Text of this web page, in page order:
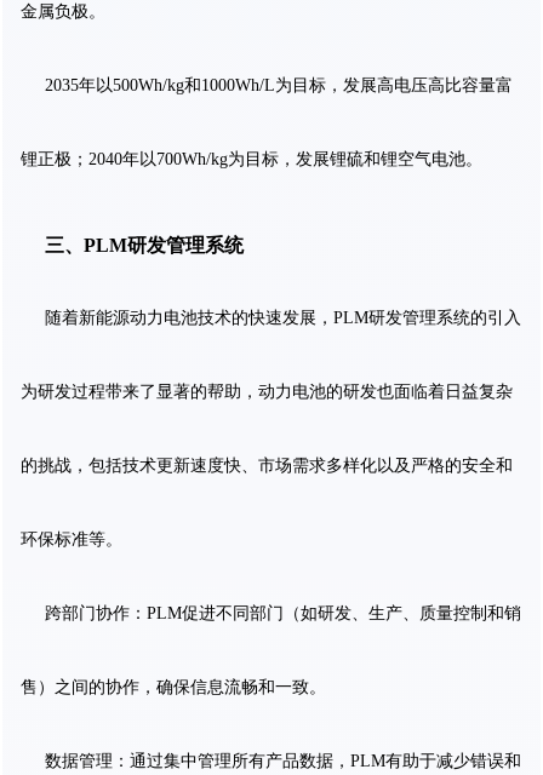
金属负极。
2035年以500Wh/kg和1000Wh/L为目标，发展高电压高比容量富
锂正极；2040年以700Wh/kg为目标，发展锂硫和锂空气电池。
三、PLM研发管理系统
随着新能源动力电池技术的快速发展，PLM研发管理系统的引入
为研发过程带来了显著的帮助，动力电池的研发也面临着日益复杂
的挑战，包括技术更新速度快、市场需求多样化以及严格的安全和
环保标准等。
跨部门协作：PLM促进不同部门（如研发、生产、质量控制和销
售）之间的协作，确保信息流畅和一致。
数据管理：通过集中管理所有产品数据，PLM有助于减少错误和